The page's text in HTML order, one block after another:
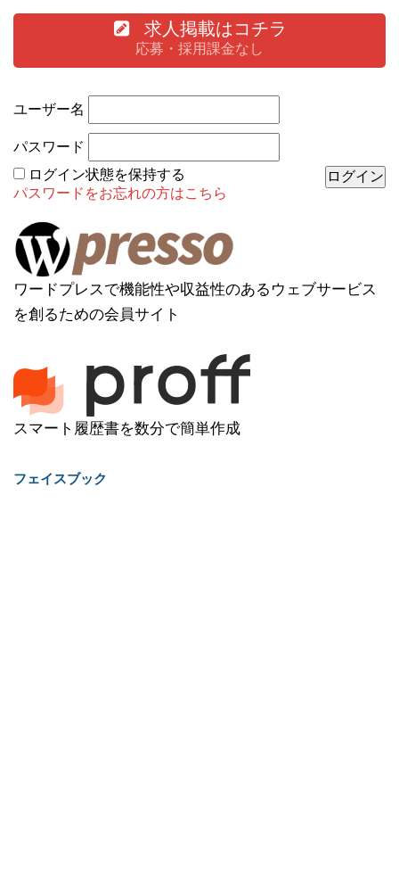
求人掲載はコチラ
応募・採用課金なし
ユーザー名
パスワード
ログイン状態を保持する
パスワードをお忘れの方はこちら
ワードプレスで機能性や収益性のあるウェブサービス
を創るための会員サイト
スマート履歴書を数分で簡単作成
フェイスブック